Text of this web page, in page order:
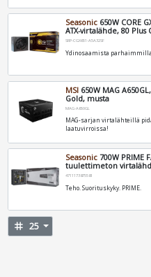
Seasonic 650W CORE
ATX-virtalähde, 80 Plus
SRP-CGX651-A5A32SF
Ydinosaamista
MSI 650W MAG
Gold, musta
MAG-A650GL
MAG-sarjan virtalähteillä
laatuvirroissa!
Seasonic 700W PRIME
tuulettimeton
4711173875581
Teho. Suorituskyky. PRIME.
tag 25